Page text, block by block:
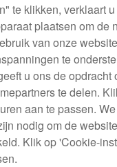
te klikken, verklaart
plaatsen om de
van onze
te
u ons de opdracht
te delen.
aan te passen.
nodig om de
Klik op 'Cookie-